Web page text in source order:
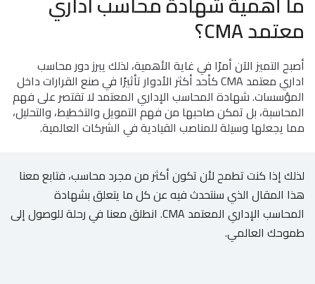
الاطفال
المدارس
English
من
نحن
السياسات
الأقسام
معتمد CMA؟
أصبح التميز الآن أمرًا في غاية الأهمية، لذلك يبرز دور محاسب
اداري معتمد CMA كأحد أكثر الأدوار تأثيرًا في صنع القرارات داخل
المؤسسات. شهادة المحاسب الإداري المعتمد لا تقتصر على فهم
المحاسبة، بل تمكن صاحبها من فهم التمويل والتخطيط، والتحليل،
مما يجعلها وسيلة للمناصب القيادية في الشركات العالمية.
لذلك إذا كنت تطمح لأن تكون أكثر من مجرد محاسب، فتابع معنا
هذا المقال الذي سنتحدث فيه عن كل ما يتعلق بشهادة
المحاسب الإداري المعتمد CMA. انطلق معنا في رحلة للوصول إلى
طموحك العالمي.